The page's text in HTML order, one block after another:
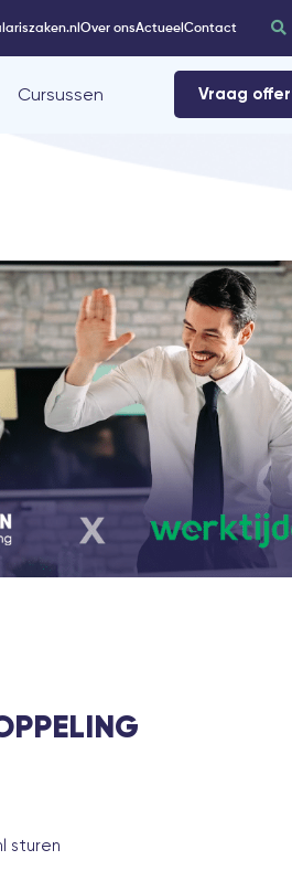
Over onsActueelContact
Cursussen Vraag
sturen